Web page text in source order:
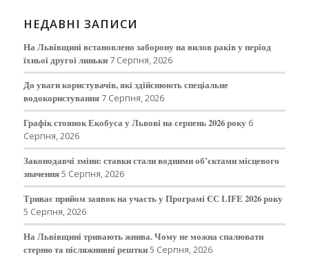
НЕДАВНІ ЗАПИСИ
На Львівщині встановлено заборону на вилов раків у період
їхньої другої линьки 7 Серпня, 2026
До уваги користувачів, які здійснюють спеціальне
водокористування 7 Серпня, 2026
Графік стоянок Екобуса у Львові на серпень 2026 року 6
Серпня, 2026
Законодавчі зміни: ставки стали водними об’єктами місцевого
значення5 Серпня, 2026
Триває прийом заявок на участь у Програмі ЄС LIFE 2026 року
5 Серпня, 2026
На Львівщині тривають жнива. Чому не можна спалювати
стерню та післяжнивні рештки5 Серпня, 2026